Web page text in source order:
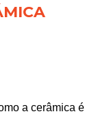
a cerâmica é